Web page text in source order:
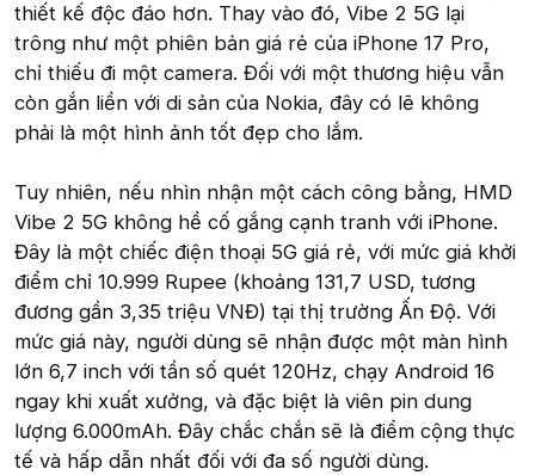
thiết kế độc đáo hơn. Thay vào đó, Vibe 2 5G lại
trông như một phiên bản giá rẻ của iPhone 17 Pro,
chỉ thiếu đi một camera. Đối với một thương hiệu vẫn
còn gắn liền với di sản của Nokia, đây có lẽ không
phải là một hình ảnh tốt đẹp cho lắm.
Tuy nhiên, nếu nhìn nhận một cách công bằng, HMD
Vibe 2 5G không hề cố gắng cạnh tranh với iPhone.
Đây là một chiếc điện thoại 5G giá rẻ, với mức giá khởi
điểm chỉ 10.999 Rupee (khoảng 131,7 USD, tương
đương gần 3,35 triệu VNĐ) tại thị trường Ấn Độ. Với
mức giá này, người dùng sẽ nhận được một màn hình
lớn 6,7 inch với tần số quét 120Hz, chạy Android 16
ngay khi xuất xưởng, và đặc biệt là viên pin dung
lượng 6.000mAh. Đây chắc chắn sẽ là điểm cộng thực
tế và hấp dẫn nhất đối với đa số người dùng.